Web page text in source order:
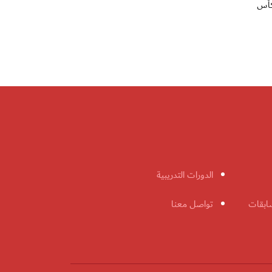
كأس
الدورات التدريبية
تواصل معنا